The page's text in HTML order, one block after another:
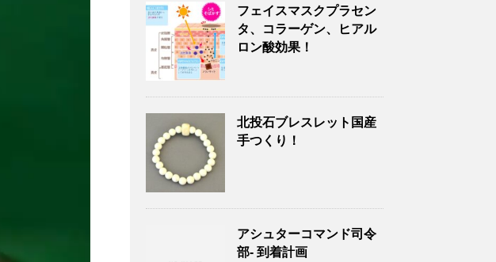
フェイスマスクプラセン
タ、コラーゲン、ヒアル
ロン酸効果！
北投石ブレスレット国産
手つくり！
アシュターコマンド司令
部- 到着計画